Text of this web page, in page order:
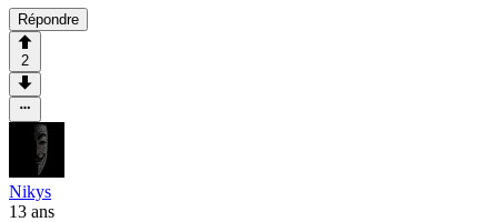
Répondre
2
Nikys
13 ans